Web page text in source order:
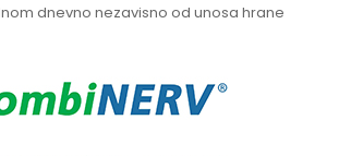
dnevno nezavisno od unosa hrane